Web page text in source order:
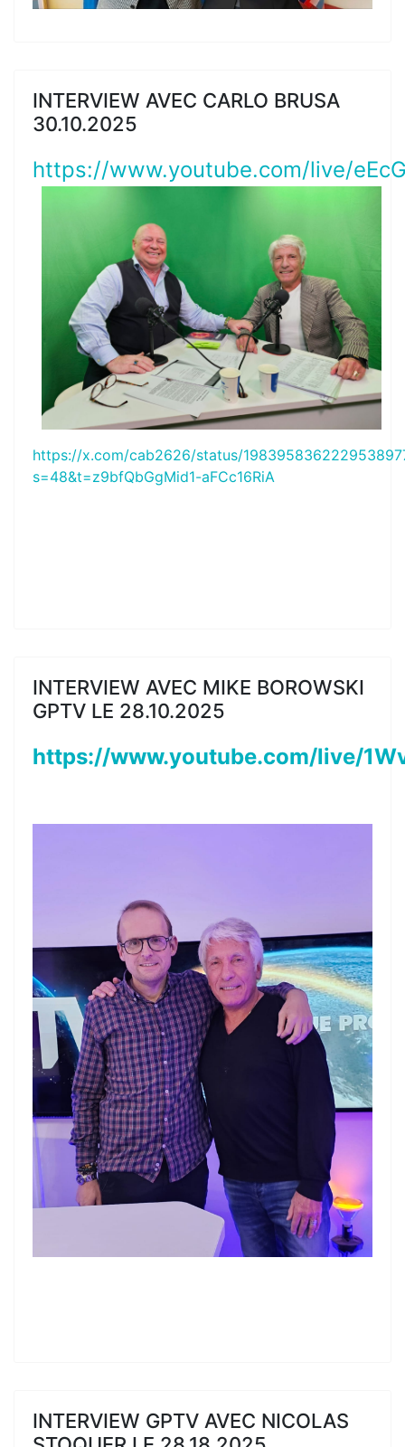
INTERVIEW AVEC CARLO BRUSA
30.10.2025
https://www.youtube.com/live/
https://x.com/cab2626/status/
s=48&t=z9bfQbGgMid1-aFCc16RiA
INTERVIEW AVEC MIKE BOROWSKI
GPTV LE 28.10.2025
https://www.youtube.com/live/
INTERVIEW GPTV AVEC NICOLAS